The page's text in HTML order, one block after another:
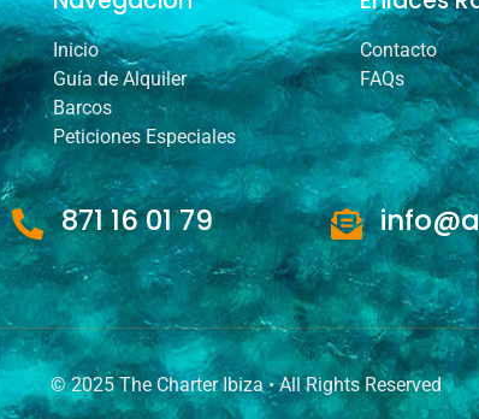
Inicio
Guía de Alquiler
Barcos
Peticiones Especiales
Contacto
FAQs
871 16 01 79
© 2025 The Charter Ibiza • All Rights Reserved